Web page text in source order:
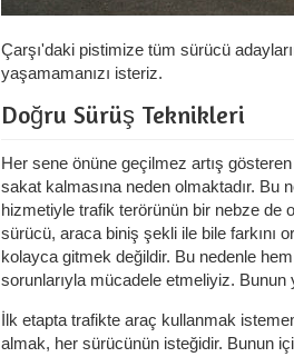
Çarşı'daki pistimize tüm sürücü
yaşamamanızı isteriz.
Doğru Sürüş Teknikleri
Her sene önüne geçilmez artış
sakat kalmasına neden olmaktadır.
hizmetiyle trafik terörünün bir nebze de
sürücü, araca biniş şekli ile bile farkını
kolayca gitmek değildir. Bu nedenle
sorunlarıyla mücadele etmeliyiz.
İlk etapta trafikte araç kullanmak
almak, her sürücünün isteğidir. Bunun